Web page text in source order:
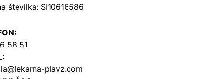
številka: SI10616586
58 51
plavz.com